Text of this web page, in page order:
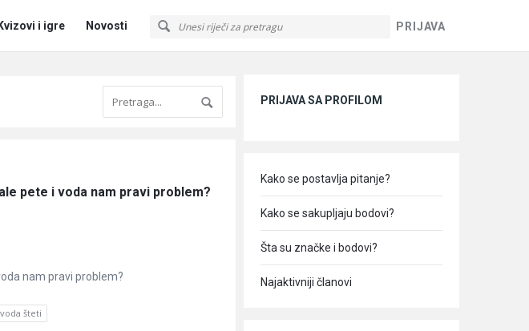
PRIJAVA
Kvizovi i igre Novosti
pete i voda nam pravi problem?
nam pravi problem?
voda šteti
PRIJAVA SA PROFILOM
Kako se postavlja pitanje?
Kako se sakupljaju bodovi?
Šta su značke i bodovi?
Najaktivniji članovi